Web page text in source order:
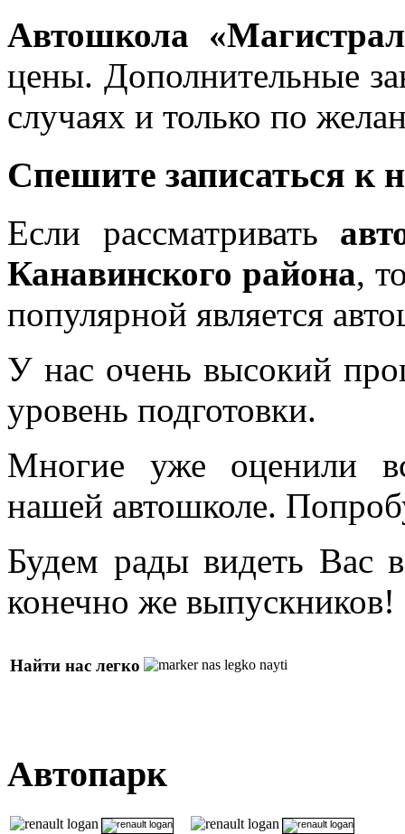
Автошкола
цены. Дополнительные
случаях и только по
Спешите записаться к
Если рассматривать
Канавинского района,
популярной является
У нас очень высокий
уровень подготовки.
Многие уже оценили
нашей автошколе.
Будем рады видеть Вас
конечно же выпускников!
Найти нас легко
Автопарк